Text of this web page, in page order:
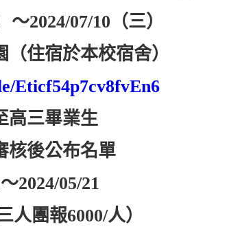
2024/07/10（三）
住宿於本校宿舍）
Eticf54p7cv8fvEn6
高三畢業生
核後公布名單
2024/05/21
團報6000/人）